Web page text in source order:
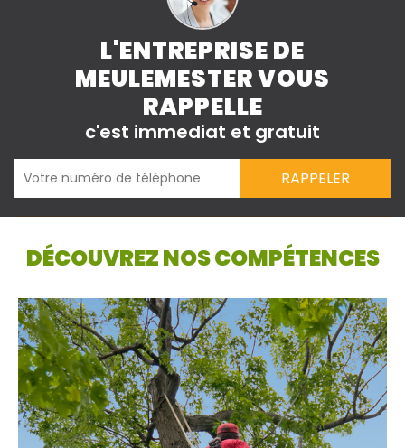
L'ENTREPRISE DE
MEULEMESTER VOUS
RAPPELLE
c'est immediat et gratuit
DÉCOUVREZ NOS COMPÉTENCES